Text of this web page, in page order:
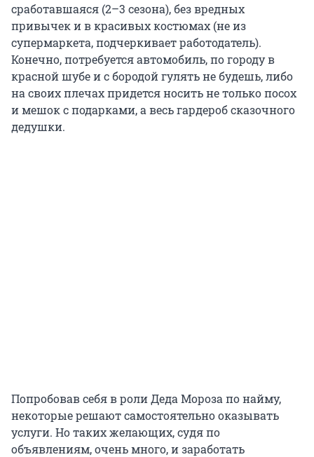
сработавшаяся (2–3 сезона), без вредных
привычек и в красивых костюмах (не из
супермаркета, подчеркивает работодатель).
Конечно, потребуется автомобиль, по городу в
красной шубе и с бородой гулять не будешь, либо
на своих плечах придется носить не только посох
и мешок с подарками, а весь гардероб сказочного
дедушки.
Попробовав себя в роли Деда Мороза по найму,
некоторые решают самостоятельно оказывать
услуги. Но таких желающих, судя по
объявлениям, очень много, и заработать